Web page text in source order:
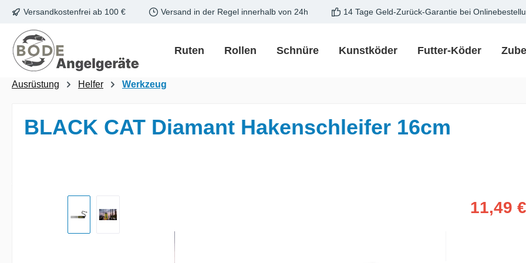
Hauptinhalt springen
Zur Suche springen
Zur Hauptnavigation springen
Versandkostenfrei ab 100 € Versand in der Regel innerhalb von 24h 14 Tage Geld-Zurück-Garantie bei
Ruten Rollen Schnüre Kunstköder Futter-Köder
Ausrüstung Helfer Werkzeug
BLACK CAT Diamant Hakenschleifer 16cm
Verkaufspreis:
11,49 €